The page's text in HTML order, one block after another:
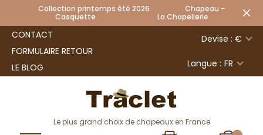
Collection printemps été 2026 Chapeau -
Casquette La Chapellerie
CONTACT
FORMULAIRE RETOUR
LE BLOG
Devise : €
Langue : FR
Le plus grand choix de chapeaux en France